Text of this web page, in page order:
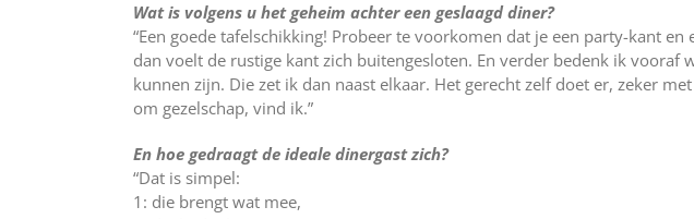
Wat is volgens u het geheim achter een geslaagd diner?
“Een goede tafelschikking! Probeer te voorkomen dat je een party-kant
dan voelt de rustige kant zich buitengesloten. En verder bedenk ik vooraf
kunnen zijn. Die zet ik dan naast elkaar. Het gerecht zelf doet er, zeker
om gezelschap, vind ik.”
En hoe gedraagt de ideale dinergast zich?
“Dat is simpel:
1: die brengt wat mee,